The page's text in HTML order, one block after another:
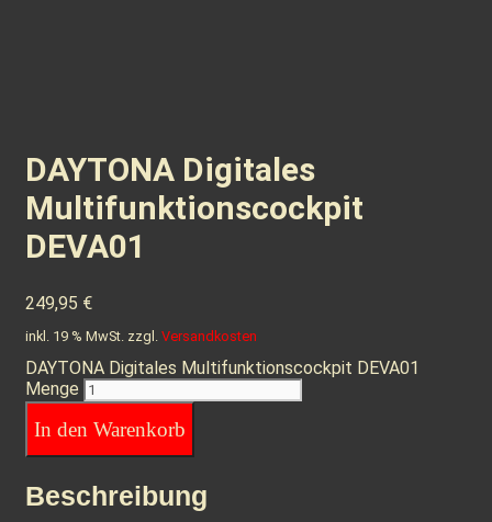
DAYTONA Digitales
Multifunktionscockpit
DEVA01
249,95 €
inkl. 19 % MwSt. zzgl. Versandkosten
DAYTONA Digitales Multifunktionscockpit DEVA01
Menge
In den Warenkorb
Beschreibung